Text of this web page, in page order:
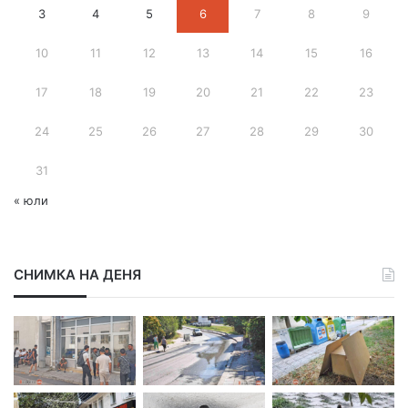
3 4 5 6 7 8 9
10 11 12 13 14 15 16
17 18 19 20 21 22 23
24 25 26 27 28 29 30
31
« юли
СНИМКА НА ДЕНЯ